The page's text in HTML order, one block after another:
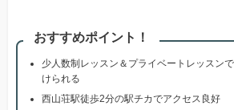
おすすめポイント！
少人数制レッスン＆プライベートレッスン
けられる
西山荘駅徒歩2分の駅チカでアクセス良好